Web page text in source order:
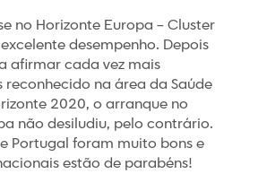
no Horizonte Europa – Cluster
desempenho. Depois
afirmar cada vez mais
reconhecido na área da Saúde
2020, o arranque no
não desiludiu, pelo contrário.
Portugal foram muito bons e
estão de parabéns!